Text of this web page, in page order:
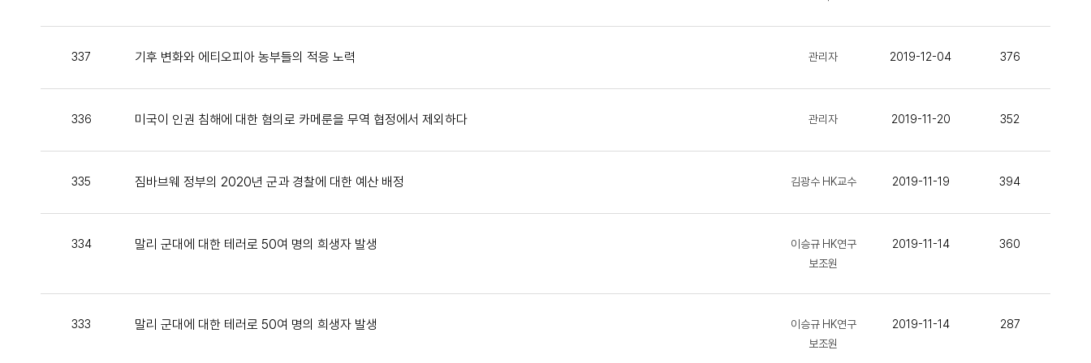
337 기후 변화와 에티오피아 농부들의 적응 노력 관리자 2019-12-04 376
336 미국이 인권 침해에 대한 혐의로 카메룬을 무역 협정에서 제외하다 관리자 2019-11-20 352
335 짐바브웨 정부의 2020년 군과 경찰에 대한 예산 배정 김광수 HK교수 2019-11-19 394
334 말리 군대에 대한 테러로 50여 명의 희생자 발생
이승규 HK연구
보조원
2019-11-14 360
333 말리 군대에 대한 테러로 50여 명의 희생자 발생
이승규 HK연구
보조원
2019-11-14 287